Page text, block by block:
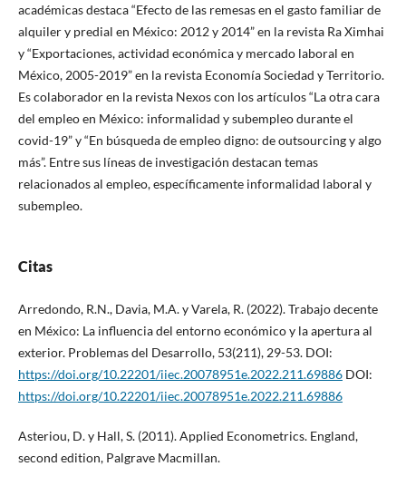
académicas destaca “Efecto de las remesas en el gasto familiar de
alquiler y predial en México: 2012 y 2014” en la revista Ra Ximhai
y “Exportaciones, actividad económica y mercado laboral en
México, 2005-2019” en la revista Economía Sociedad y Territorio.
Es colaborador en la revista Nexos con los artículos “La otra cara
del empleo en México: informalidad y subempleo durante el
covid-19” y “En búsqueda de empleo digno: de outsourcing y algo
más”. Entre sus líneas de investigación destacan temas
relacionados al empleo, específicamente informalidad laboral y
subempleo.
Citas
Arredondo, R.N., Davia, M.A. y Varela, R. (2022). Trabajo decente
en México: La influencia del entorno económico y la apertura al
exterior. Problemas del Desarrollo, 53(211), 29-53. DOI:
https://doi.org/10.22201/iiec.20078951e.2022.211.69886DOI:
https://doi.org/10.22201/iiec.20078951e.2022.211.69886
Asteriou, D. y Hall, S. (2011). Applied Econometrics. England,
second edition, Palgrave Macmillan.